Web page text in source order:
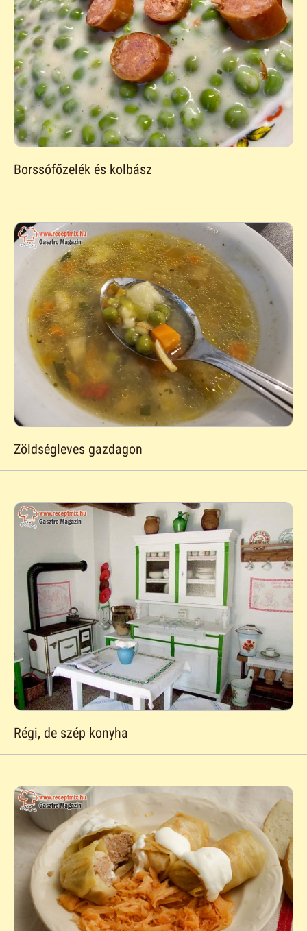
Borssófőzelék és kolbász
Zöldségleves gazdagon
Régi, de szép konyha